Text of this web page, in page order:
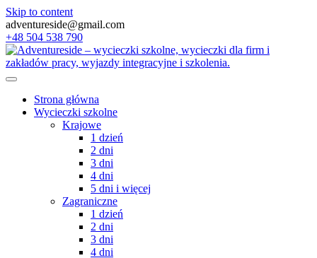
Skip to content
adventureside@gmail.com
+48 504 538 790
Strona główna
Wycieczki szkolne
Krajowe
1 dzień
2 dni
3 dni
4 dni
5 dni i więcej
Zagraniczne
1 dzień
2 dni
3 dni
4 dni